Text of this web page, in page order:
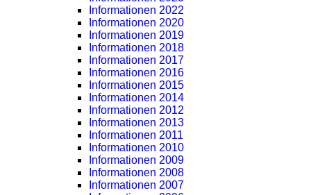
Informationen 2022
Informationen 2020
Informationen 2019
Informationen 2018
Informationen 2017
Informationen 2016
Informationen 2015
Informationen 2014
Informationen 2012
Informationen 2013
Informationen 2011
Informationen 2010
Informationen 2009
Informationen 2008
Informationen 2007